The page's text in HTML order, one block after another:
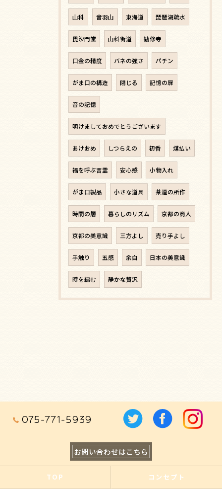
山科 音羽山 東海道 琵琶湖疏水
毘沙門堂 山科街道 勧修寺
口金の精度 バネの強さ パチン
がま口の構造 閉じる 記憶の扉
音の記憶
明けましておめでとうございます
あけおめ しつらえの 初香 煤払い
福を呼ぶ言霊 安心感 小物入れ
がま口製品 小さな道具 茶道の所作
時間の層 暮らしのリズム 京都の商人
京都の美意識 三方よし 売り手よし
手触り 五感 余白 日本の美意識
時を編む 静かな贅沢
075-771-5939
お問い合わせはこちら
TOP コンセプト